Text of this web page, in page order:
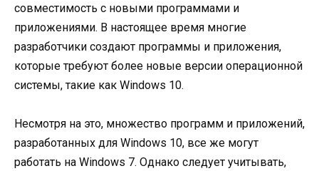
совместимость с новыми программами и
приложениями. В настоящее время многие
разработчики создают программы и приложения,
которые требуют более новые версии операционной
системы, такие как Windows 10.
Несмотря на это, множество программ и приложений,
разработанных для Windows 10, все же могут
работать на Windows 7. Однако следует учитывать,